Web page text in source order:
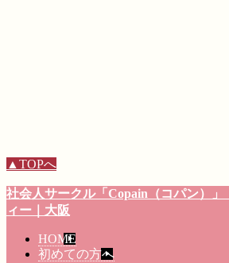
▲TOPへ
社会人サークル「Copain（コパン）」
ィー ｜大阪
HOME
初めての方へ